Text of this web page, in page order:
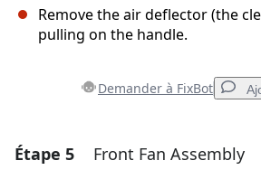
Remove the air deflector (the
pulling on the handle.
Demander à FixBot
Ajouter un
Étape 5 Front Fan Assembly